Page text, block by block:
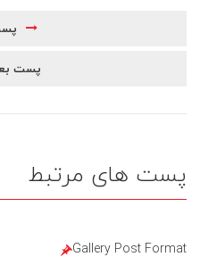
پست
پست های مرتبط
Gallery Post Format